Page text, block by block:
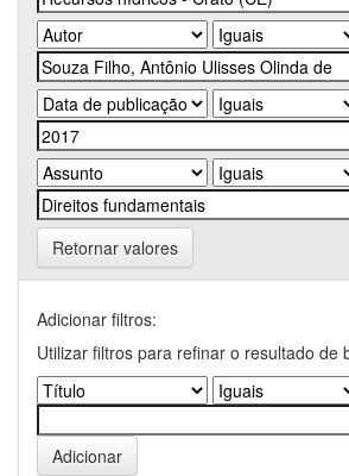
Retornar valores
Adicionar filtros:
Utilizar filtros para refinar o resultado de